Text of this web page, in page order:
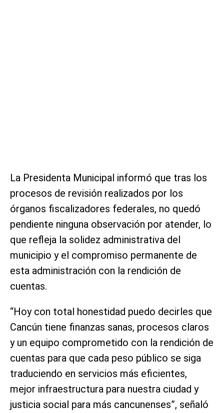
La Presidenta Municipal informó que tras los
procesos de revisión realizados por los
órganos fiscalizadores federales, no quedó
pendiente ninguna observación por atender, lo
que refleja la solidez administrativa del
municipio y el compromiso permanente de
esta administración con la rendición de
cuentas.
“Hoy con total honestidad puedo decirles que
Cancún tiene finanzas sanas, procesos claros
y un equipo comprometido con la rendición de
cuentas para que cada peso público se siga
traduciendo en servicios más eficientes,
mejor infraestructura para nuestra ciudad y
justicia social para más cancunenses”, señaló